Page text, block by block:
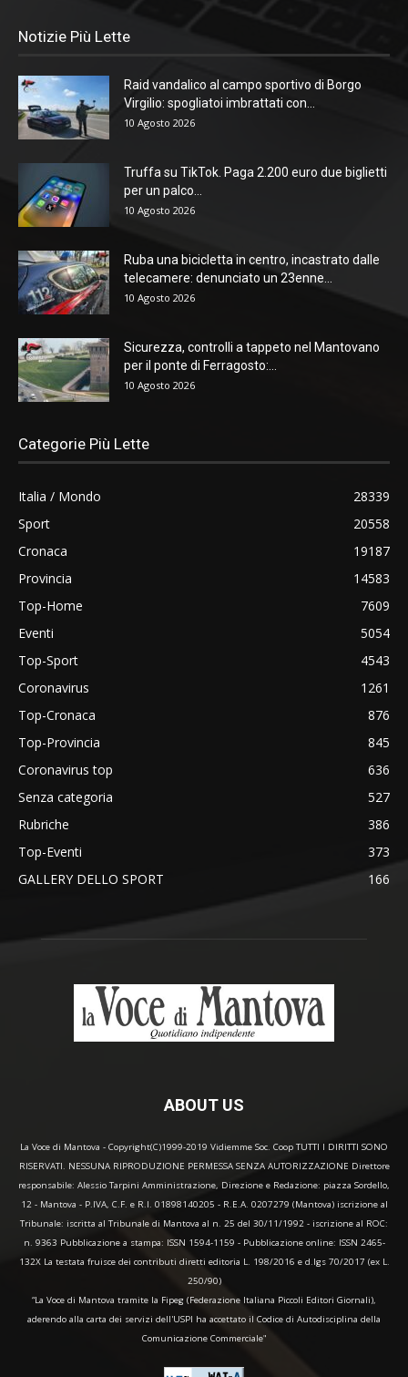
Notizie Più Lette
Raid vandalico al campo sportivo di Borgo
Virgilio: spogliatoi imbrattati con...
10 Agosto 2026
Truffa su TikTok. Paga 2.200 euro due biglietti
per un palco...
10 Agosto 2026
Ruba una bicicletta in centro, incastrato dalle
telecamere: denunciato un 23enne...
10 Agosto 2026
Sicurezza, controlli a tappeto nel Mantovano
per il ponte di Ferragosto:...
10 Agosto 2026
Categorie Più Lette
Italia / Mondo
28339
Sport
20558
Cronaca
19187
Provincia
14583
Top-Home
7609
Eventi
5054
Top-Sport
4543
Coronavirus
1261
Top-Cronaca
876
Top-Provincia
845
Coronavirus top
636
Senza categoria
527
Rubriche
386
Top-Eventi
373
GALLERY DELLO SPORT
166
ABOUT US
La Voce di Mantova - Copyright(C)1999-2019 Vidiemme Soc. Coop TUTTI I DIRITTI SONO
RISERVATI. NESSUNA RIPRODUZIONE PERMESSA SENZA AUTORIZZAZIONE Direttore
responsabile: Alessio Tarpini Amministrazione, Direzione e Redazione: piazza Sordello,
12 - Mantova - P.IVA, C.F. e R.I. 01898140205 - R.E.A. 0207279 (Mantova) iscrizione al
Tribunale: iscritta al Tribunale di Mantova al n. 25 del 30/11/1992 - iscrizione al ROC:
n. 9363 Pubblicazione a stampa: ISSN 1594-1159 - Pubblicazione online: ISSN 2465-
132X La testata fruisce dei contributi diretti editoria L. 198/2016 e d.lgs 70/2017 (ex L.
250/90)
“La Voce di Mantova tramite la Fipeg (Federazione Italiana Piccoli Editori Giornali),
aderendo alla carta dei servizi dell'USPI ha accettato il Codice di Autodisciplina della
Comunicazione Commerciale"